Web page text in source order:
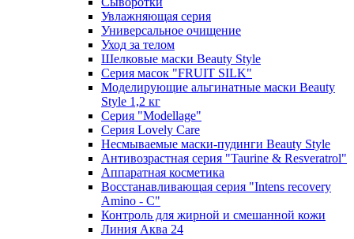
Увлажняющая серия
Универсальное очищение
Уход за телом
Шелковые маски Beauty Style
Серия масок "FRUIT SILK"
Моделирующие альгинатные маски Beauty
Style 1,2 кг
Серия "Modellage"
Cерия Lovely Care
Несмываемые маски-пудинги Beauty Style
Антивозрастная серия "Taurine & Resveratrol"
Аппаратная косметика
Восстанавливающая серия "Intens recovery
Amino - C"
Контроль для жирной и смешанной кожи
Линия Аква 24